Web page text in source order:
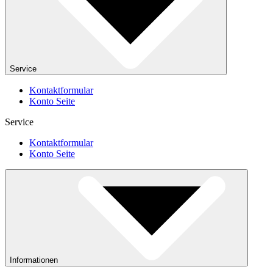
Service
Kontaktformular
Konto Seite
Service
Kontaktformular
Konto Seite
Informationen